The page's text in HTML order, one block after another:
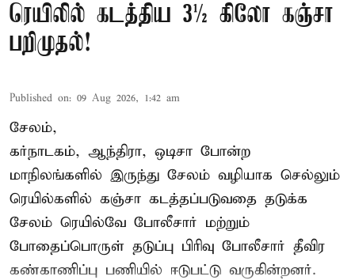
ரெயிலில் கடத்திய 3½ கிலோ கஞ்சா
பறிமுதல்!
Published on: 09 Aug 2026, 1:42 am
சேலம்,
கர்நாடகம், ஆந்திரா, ஒடிசா போன்ற
மாநிலங்களில் இருந்து சேலம் வழியாக செல்லும்
ரெயில்களில் கஞ்சா கடத்தப்படுவதை தடுக்க
சேலம் ரெயில்வே போலீசார் மற்றும்
போதைப்பொருள் தடுப்பு பிரிவு போலீசார் தீவிர
கண்காணிப்பு பணியில் ஈடுபட்டு வருகின்றனர்.